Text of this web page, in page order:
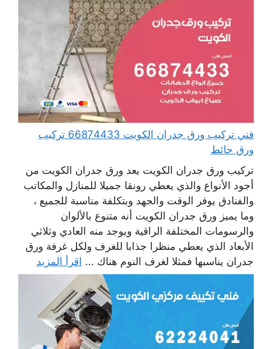
فني تركيب ورق جدران الكويت 66874433 تركيب
ورق حائط
تركيب ورق جدران الكويت يعد ورق جدران الكويت من
أجود الأنواع والذي يعطي رونقا جميلا للمنازل والمكاتب
والفنادق يوفر الوقت والجهد وبتكلفة مناسبة للجميع ،
وما يميز ورق جدران الكويت أنه متنوع بالألوان
والرسومات المختلفة الراقية ويوجد منه العادي وثلاثي
الأبعاد الذي يعطي منظرا جذابا للغرف ولكل غرفة ورق
جدران يناسبها فمثلا لغرف النوم هناك ... اقرأ المزيد